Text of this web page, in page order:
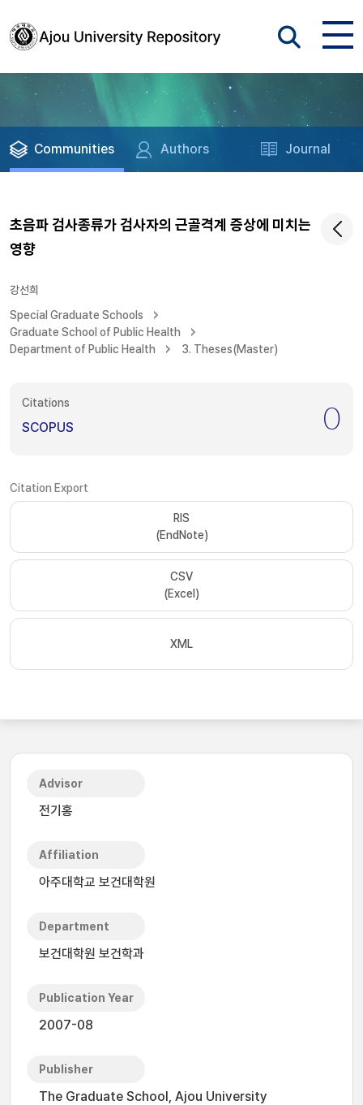
Communities Authors Journal
초음파 검사종류가 검사자의 근골격계 증상에 미치는
영향
강선희
Special Graduate Schools
Graduate School of Public Health
Department of Public Health
3. Theses(Master)
Citations
SCOPUS 0
Citation Export
RIS
(EndNote)
CSV
(Excel)
XML
Advisor
전기홍
Affiliation
아주대학교 보건대학원
Department
보건대학원 보건학과
Publication Year
2007-08
Publisher
The Graduate School, Ajou University